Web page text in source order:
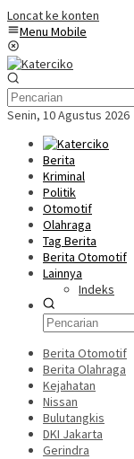
Loncat ke konten
Menu Mobile
Senin, 10 Agustus 2026
Berita
Kriminal
Politik
Otomotif
Olahraga
Tag Berita
Berita Otomotif
Lainnya
Indeks
Berita Otomotif
Berita Olahraga
Kejahatan
Nissan
Bulutangkis
DKI Jakarta
Gerindra